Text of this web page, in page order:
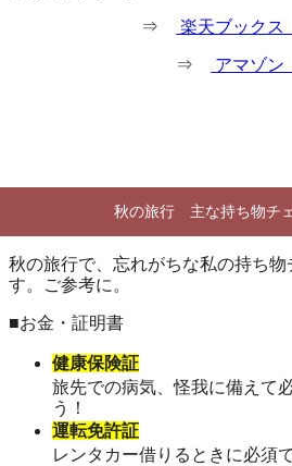
⇒ 楽天ブックス
⇒ アマゾン
秋の旅行 主な持ち物チ
秋の旅行で、忘れがちな私の持ち
す。ご参考に。
■お金・証明書
健康保険証
旅先での病気、怪我に備えて
う！
運転免許証
レンタカー借りるときに必須で